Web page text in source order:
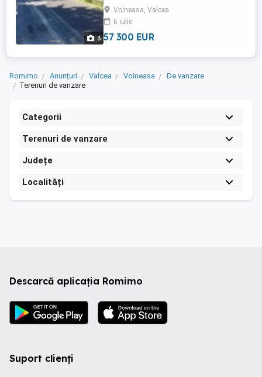
3
ceea ce ofera un mare avantaj pentru
dezvoltarea unei afaceri in domeniul
turistic. Curentul se afla ...
Voineasa, Valcea
6 iulie
57 300 EUR
Romimo Anunțuri Valcea Voineasa
De vanzare
Terenuri de vanzare
Categorii
Terenuri de vanzare
Județe
Localități
Descarcă aplicația Romimo
Suport clienți